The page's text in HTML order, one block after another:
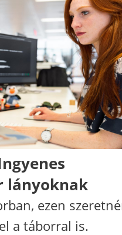
lányoknak
ezen
a táborral is.